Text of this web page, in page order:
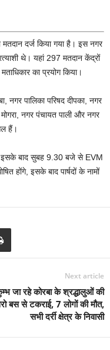
दर्ज किया गया है। इस नगर
थे। यहां 297 मतदान केंद्रों
का प्रयोग किया।
नगर पालिका परिषद दीपका, नगर
मोगरा, नगर पंचायत पाली और नगर
हैं।
इसके बाद सुबह 9.30 बजे से EVM
होंगे, इसके बाद पार्षदों के नामों
Next article
जा रहे कोरबा के श्रद्धालुओं की
बस से टकराई, 7 लोगों की मौत,
सभी दर्री क्षेत्र के निवासी